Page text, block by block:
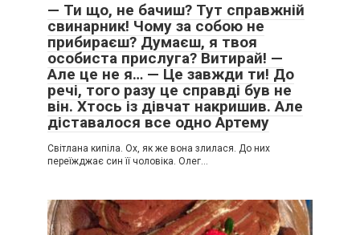
— Ти що, не бачиш? Тут справжній
свинарник! Чому за собою не
прибираєш? Думаєш, я твоя
особиста прислуга? Витирай! —
Але це не я… — Це завжди ти! До
речі, того разу це справді був не
він. Хтось із дівчат накришив. Але
діставалося все одно Артему
Світлана кипіла. Ох, як же вона злилася. До них
переїжджає син її чоловіка. Олег…